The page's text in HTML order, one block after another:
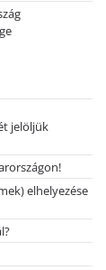
jelöljük
elhelyezése